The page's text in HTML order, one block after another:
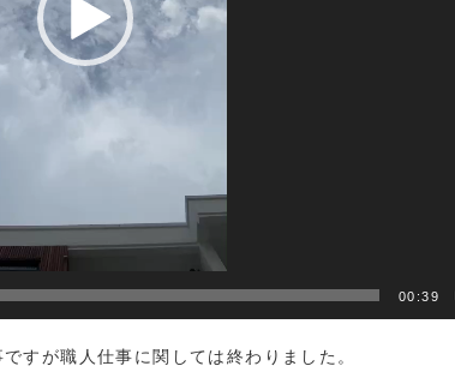
00:39
すが職人仕事に関しては終わりました。